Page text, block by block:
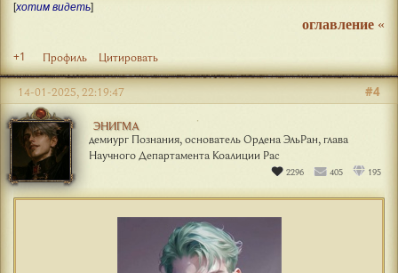
[хотим видеть]
оглавление «
+1 Профиль Цитировать
ЭНИГМА
демиург Познания, основатель Ордена ЭльРан, глава
Научного Департамента Коалиции Рас
2296 405 195
#4
14-01-2025, 22:19:47